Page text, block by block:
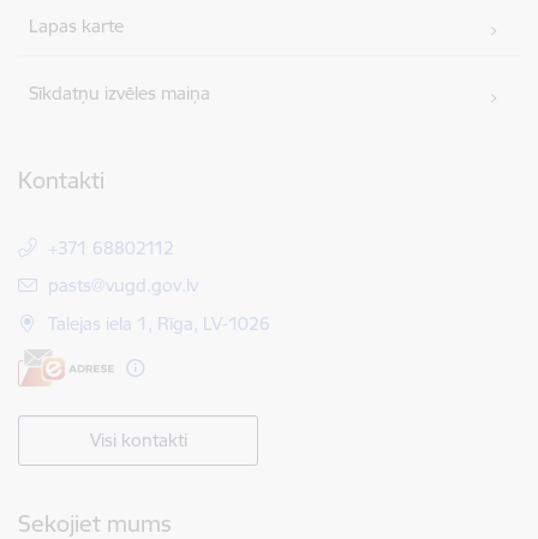
Lapas karte
Sīkdatņu izvēles maiņa
Kontakti
+371 68802112
E-pasts:
pasts@vugd.gov.lv
Talejas iela 1, Rīga, LV-1026
Visi kontakti
Sekojiet mums